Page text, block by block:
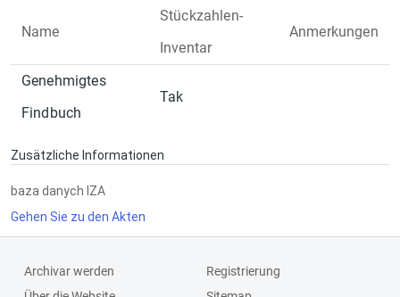
Name
Stückzahlen-
Inventar
Anmerkungen
Genehmigtes
Findbuch
Tak
Zusätzliche Informationen
baza danych IZA
Gehen Sie zu den Akten
Archivar werden
Registrierung